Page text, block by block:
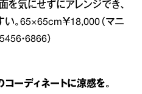
を気にせずにアレンジでき、
。65×65cm￥18,000（マニ
・6866）
ーディネートに涼感を。